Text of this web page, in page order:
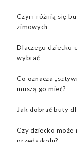
Czym różnią się
zimowych
Dlaczego dziecko
wybrać
Co oznacza
muszą go mieć?
Jak dobrać buty
Czy dziecko